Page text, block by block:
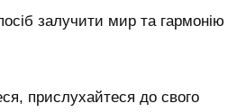
залучити мир та гармонію
прислухайтеся до свого